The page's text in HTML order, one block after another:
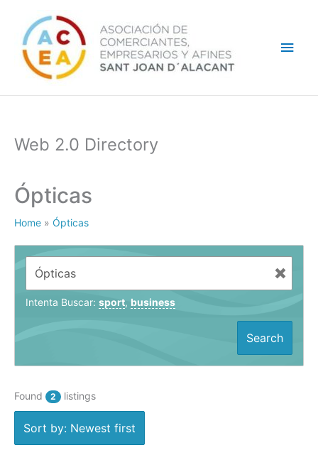
contenido
Web 2.0 Directory
Ópticas
Home » Ópticas
Intenta Buscar: sport, business
Search
Found 2 listings
Sort by: Newest first